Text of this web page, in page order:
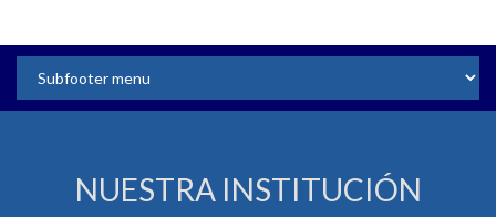
NUESTRA INSTITUCIÓN